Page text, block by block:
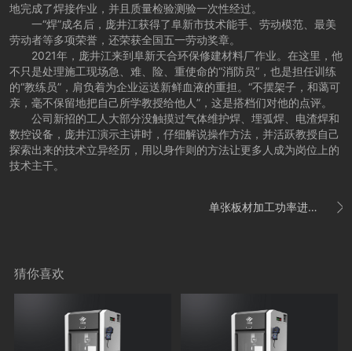
地完成了焊接作业，并且质量检验测验一次性经过。
一“焊”成名后，庞井江获得了阜新市技术能手、劳动模范、最美
劳动者等多项荣誉，还荣获全国五一劳动奖章。
2021年，庞井江来到阜新天合环保修建材料厂作业。在这里，他
不只是处理施工现场急、难、险、重使命的“消防员”，也是担任训练
的“教练员”，肩负着为企业运送新鲜血液的重担。“不摆架子，和蔼可
亲，毫不保留地把自己所学教授给他人”，这是搭档们对他的点评。
公司新招的工人大部分没触摸过气体维护焊、埋弧焊、电渣焊和
数控设备，庞井江演示主讲时，仔细解说操作方法，并活跃教授自己
探索出来的技术立异经历，用以身作则的方法让更多人成为岗位上的
技术主干。

单张板材加工功率进步25%！邦德激光P系列激光切开机发明新纪录
猜你喜欢